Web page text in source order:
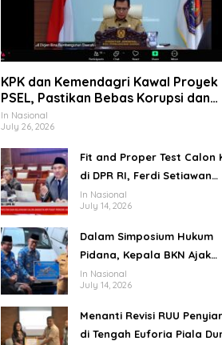
KPK dan Kemendagri Kawal Proyek
PSEL, Pastikan Bebas Korupsi dan
Gunakan Teknologi Ramah
Lingkungan
In Nasional
July 26, 2026
Fit and Proper Test Calon
di DPR RI, Ferdi Setiawan
Jelaskan Gagasan
Transformasi Menuju
Ekosistem Penyiaran yang
Adaptif
In Nasional
July 14, 2026
Dalam Simposium Hukum
Pidana, Kepala BKN Ajak
Akademisi Jadi Mitra
Pencegahan Tindak Pidana
Birokrasi
In Nasional
July 14, 2026
Menanti Revisi RUU
di Tengah Euforia Piala